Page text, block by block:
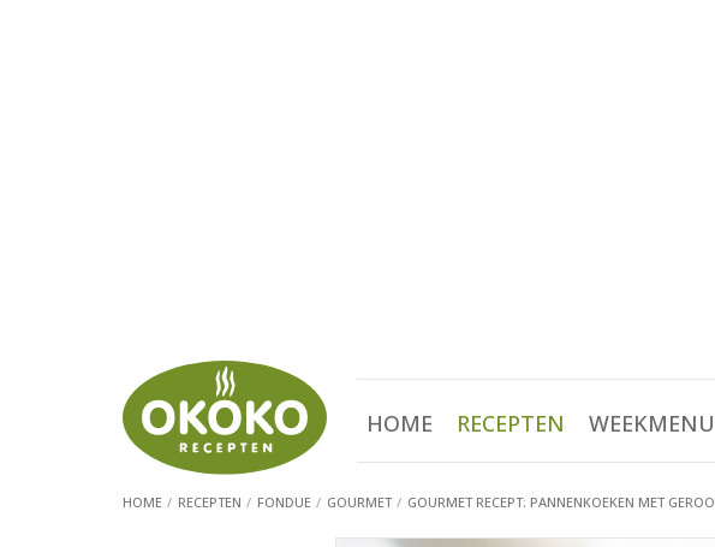
HOME RECEPTEN
HOME RECEPTEN FONDUE GOURMET GOURMET RECEPT: PANNENKOEKEN MET